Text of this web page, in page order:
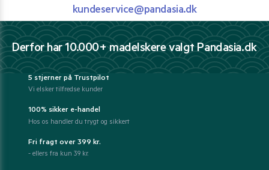
kundeservice@pandasia.dk
Derfor har 10.000+ madelskere valgt Pandasia.dk
5 stjerner på Trustpilot
Vi elsker tilfredse kunder
100% sikker e-handel
Hos os handler du trygt og sikkert
Fri fragt over 399 kr.
- ellers fra kun 39 kr.